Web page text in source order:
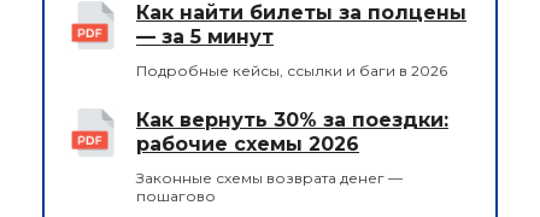
Как найти билеты за полцены
— за 5 минут
Подробные кейсы, ссылки и баги в 2026
Как вернуть 30% за поездки:
рабочие схемы 2026
Законные схемы возврата денег —
пошагово